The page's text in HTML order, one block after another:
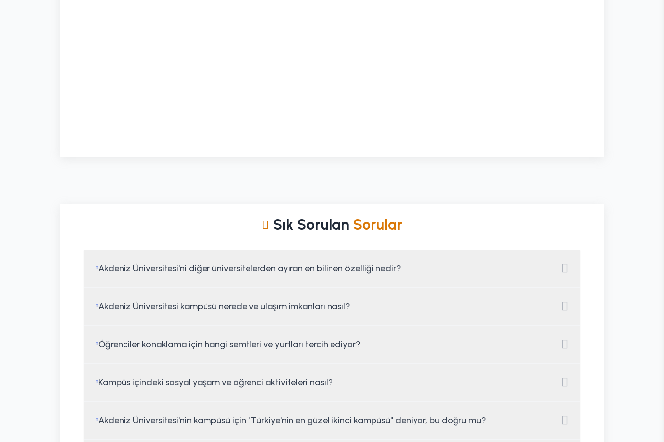
Sık Sorulan Sorular
Akdeniz Üniversitesi'ni diğer üniversitelerden ayıran en bilinen özelliği nedir?
Akdeniz Üniversitesi kampüsü nerede ve ulaşım imkanları nasıl?
Öğrenciler konaklama için hangi semtleri ve yurtları tercih ediyor?
Kampüs içindeki sosyal yaşam ve öğrenci aktiviteleri nasıl?
Akdeniz Üniversitesi'nin kampüsü için "Türkiye'nin en güzel ikinci kampüsü" deniyor, bu doğru mu?